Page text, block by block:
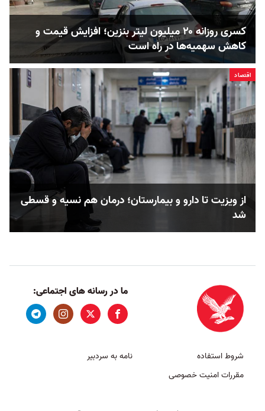
کسری روزانه ۲۰ میلیون لیتر بنزین؛ افزایش قیمت و
کاهش سهمیه‌ها در راه است
اقتصاد
از ویزیت تا دارو و بیمارستان؛ درمان هم نسیه و قسطی
شد
ما در رسانه های اجتماعی:
شروط استفاده
مقررات امنیت خصوصی
نامه به سردبیر